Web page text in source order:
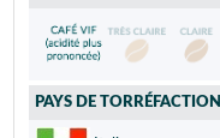
PAYS DE TORRÉFACTION